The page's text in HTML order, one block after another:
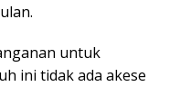
untuk
ini tidak ada akese